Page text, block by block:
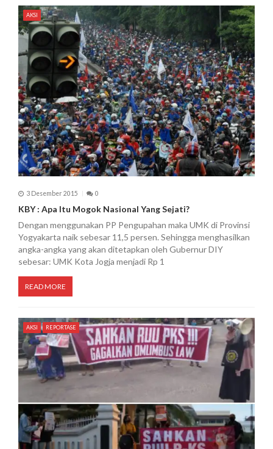
AKSI
3 Desember 2015 0
KBY : Apa Itu Mogok Nasional Yang Sejati?
Dengan menggunakan PP Pengupahan maka UMK di Provinsi
Yogyakarta naik sebesar 11,5 persen. Sehingga menghasilkan
angka-angka yang akan ditetapkan oleh Gubernur DIY
sebesar: UMK Kota Jogja menjadi Rp 1
READ MORE
AKSI REPORTASE